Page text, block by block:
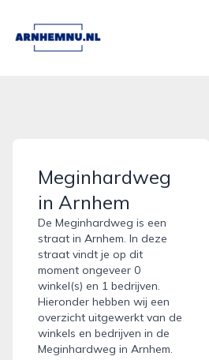
arnhemnu.nl
Meginhardweg
in Arnhem
De Meginhardweg is een
straat in Arnhem. In deze
straat vindt je op dit
moment ongeveer 0
winkel(s) en 1 bedrijven.
Hieronder hebben wij een
overzicht uitgewerkt van de
winkels en bedrijven in de
Meginhardweg in Arnhem.